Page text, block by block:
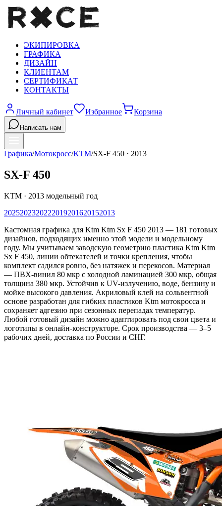
ЭКИПИРОВКА
ГРАФИКА
ДИЗАЙН
КЛИЕНТАМ
СЕРТИФИКАТ
КОНТАКТЫ
Личный кабинет Избранное Корзина
Написать нам
Графика/Мотокросс/KTM/SX-F 450 · 2013
SX-F 450
KTM · 2013 модельный год
2025202320222019201620152013
Кастомная графика для Ktm Ktm Sx F 450 2013 — 181 готовых
дизайнов, подходящих именно этой модели и модельному
году. Мы учитываем заводскую геометрию пластика Ktm Ktm
Sx F 450, линии обтекателей и точки крепления, чтобы
комплект садился ровно, без натяжек и перекосов. Материал
— ПВХ-винил 80 мкр с холодной ламинацией 300 мкр, общая
толщина 380 мкр. Устойчив к UV-излучению, воде, бензину и
мойке высокого давления. Акриловый клей на сольвентной
основе разработан для гибких пластиков Ktm мотокросса и
сохраняет адгезию при сезонных перепадах температур.
Любой готовый дизайн можно адаптировать под свои цвета и
логотипы в онлайн-конструкторе. Срок производства — 3–5
рабочих дней, доставка по России и СНГ.